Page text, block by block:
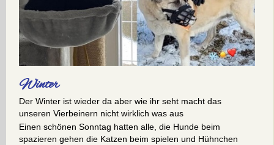
Winter
Der Winter ist wieder da aber wie ihr seht macht das
unseren Vierbeinern nicht wirklich was aus
Einen schönen Sonntag hatten alle, die Hunde beim
spazieren gehen die Katzen beim spielen und Hühnchen